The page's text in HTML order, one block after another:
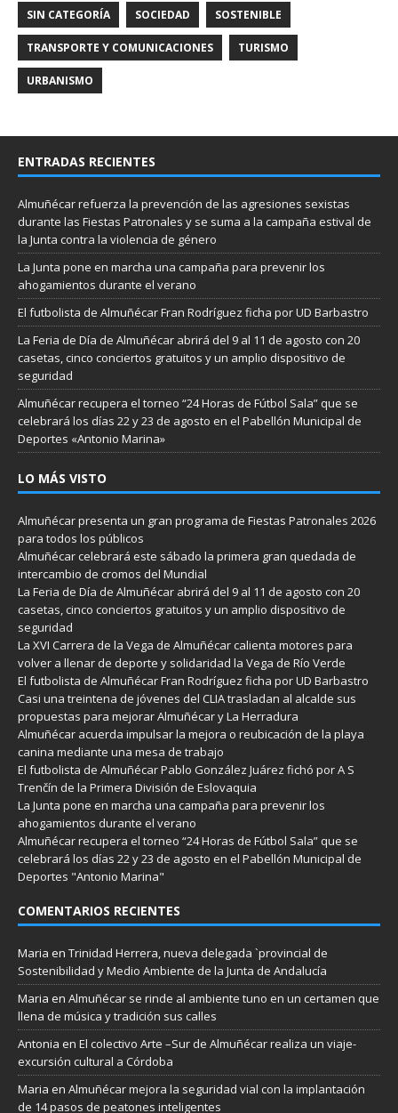
SIN CATEGORÍA SOCIEDAD SOSTENIBLE
TRANSPORTE Y COMUNICACIONES TURISMO
URBANISMO
ENTRADAS RECIENTES
Almuñécar refuerza la prevención de las agresiones sexistas
durante las Fiestas Patronales y se suma a la campaña estival de
la Junta contra la violencia de género
La Junta pone en marcha una campaña para prevenir los
ahogamientos durante el verano
El futbolista de Almuñécar Fran Rodríguez ficha por UD Barbastro
La Feria de Día de Almuñécar abrirá del 9 al 11 de agosto con 20
casetas, cinco conciertos gratuitos y un amplio dispositivo de
seguridad
Almuñécar recupera el torneo “24 Horas de Fútbol Sala” que se
celebrará los días 22 y 23 de agosto en el Pabellón Municipal de
Deportes «Antonio Marina»
LO MÁS VISTO
Almuñécar presenta un gran programa de Fiestas Patronales 2026
para todos los públicos
Almuñécar celebrará este sábado la primera gran quedada de
intercambio de cromos del Mundial
La Feria de Día de Almuñécar abrirá del 9 al 11 de agosto con 20
casetas, cinco conciertos gratuitos y un amplio dispositivo de
seguridad
La XVI Carrera de la Vega de Almuñécar calienta motores para
volver a llenar de deporte y solidaridad la Vega de Río Verde
El futbolista de Almuñécar Fran Rodríguez ficha por UD Barbastro
Casi una treintena de jóvenes del CLIA trasladan al alcalde sus
propuestas para mejorar Almuñécar y La Herradura
Almuñécar acuerda impulsar la mejora o reubicación de la playa
canina mediante una mesa de trabajo
El futbolista de Almuñécar Pablo González Juárez fichó por A S
Trenčín de la Primera División de Eslovaquia
La Junta pone en marcha una campaña para prevenir los
ahogamientos durante el verano
Almuñécar recupera el torneo “24 Horas de Fútbol Sala” que se
celebrará los días 22 y 23 de agosto en el Pabellón Municipal de
Deportes "Antonio Marina"
COMENTARIOS RECIENTES
Maria en Trinidad Herrera, nueva delegada `provincial de
Sostenibilidad y Medio Ambiente de la Junta de Andalucía
Maria en Almuñécar se rinde al ambiente tuno en un certamen que
llena de música y tradición sus calles
Antonia en El colectivo Arte –Sur de Almuñécar realiza un viaje-
excursión cultural a Córdoba
Maria en Almuñécar mejora la seguridad vial con la implantación
de 14 pasos de peatones inteligentes